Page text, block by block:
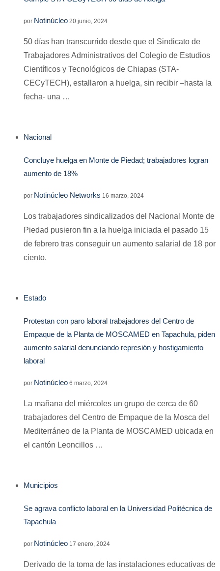
por Notinúcleo 20 junio, 2024
50 días han transcurrido desde que el Sindicato de
Trabajadores Administrativos del Colegio de Estudios
Científicos y Tecnológicos de Chiapas (STA-
CECyTECH), estallaron a huelga, sin recibir –hasta la
fecha- una …
Nacional
Concluye huelga en Monte de Piedad; trabajadores logran
aumento de 18%
por Notinúcleo Networks 16 marzo, 2024
Los trabajadores sindicalizados del Nacional Monte de
Piedad pusieron fin a la huelga iniciada el pasado 15
de febrero tras conseguir un aumento salarial de 18 por
ciento.
Estado
Protestan con paro laboral trabajadores del Centro de
Empaque de la Planta de MOSCAMED en Tapachula, piden
aumento salarial denunciando represión y hostigamiento
laboral
por Notinúcleo 6 marzo, 2024
La mañana del miércoles un grupo de cerca de 60
trabajadores del Centro de Empaque de la Mosca del
Mediterráneo de la Planta de MOSCAMED ubicada en
el cantón Leoncillos …
Municipios
Se agrava conflicto laboral en la Universidad Politécnica de
Tapachula
por Notinúcleo 17 enero, 2024
Derivado de la toma de las instalaciones educativas de